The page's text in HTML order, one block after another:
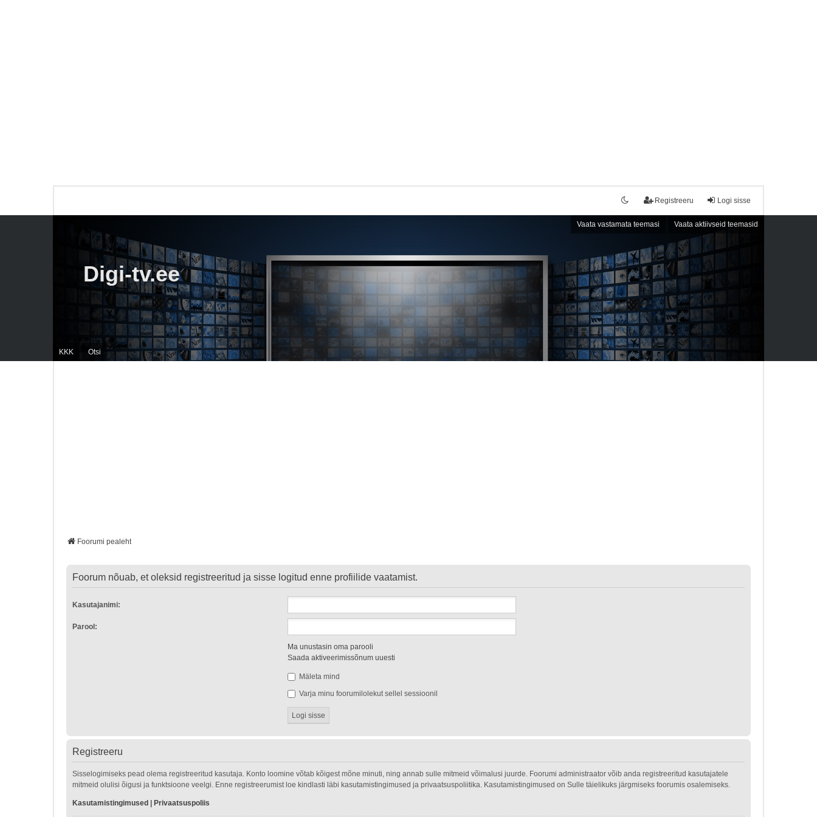
Logi sisse
Registreeru
Vaata vastamata teemasi Vaata aktiivseid teemasid
KKK Otsi
Digi-tv.ee
Foorumi pealeht
Foorum nõuab, et oleksid registreeritud ja sisse logitud enne profiilide vaatamist.
Kasutajanimi:
Parool:
Ma unustasin oma parooli
Saada aktiveerimissõnum uuesti
Mäleta mind
Varja minu foorumilolekut sellel sessioonil
Registreeru
Sisselogimiseks pead olema registreeritud kasutaja. Konto loomine võtab kõigest mõne minuti, ning annab sulle mitmeid võimalusi juurde. Foorumi administraator võib anda registreeritud kasutajatele
mitmeid olulisi õigusi ja funktsioone veelgi. Enne registreerumist loe kindlasti läbi kasutamistingimused ja privaatsuspoliitika. Kasutamistingimused on Sulle täielikuks järgmiseks foorumis osalemiseks.
Kasutamistingimused Privaatsuspoliis